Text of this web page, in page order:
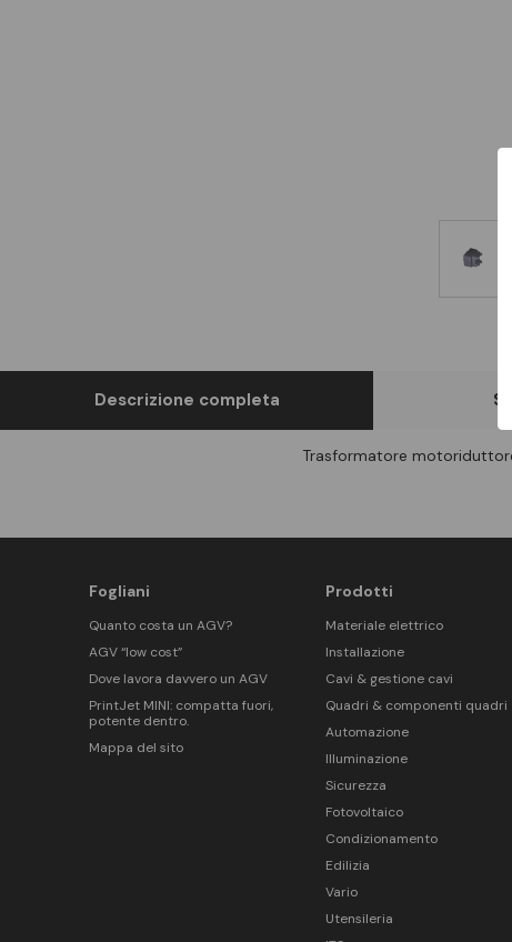
Descrizione completa
Trasformatore
Fogliani
Quanto costa un AGV?
AGV “low cost”
Dove lavora davvero un AGV
PrintJet MINI: compatta fuori,
potente dentro.
Mappa del sito
Prodotti
Materiale elettrico
Installazione
Cavi & gestione cavi
Quadri & componenti quadri
Automazione
Illuminazione
Sicurezza
Fotovoltaico
Condizionamento
Edilizia
Vario
Utensileria